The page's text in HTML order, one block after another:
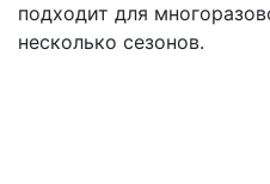
подходит для
несколько сезонов.